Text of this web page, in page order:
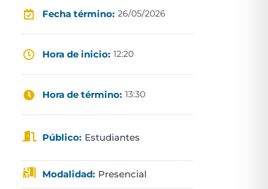
Fecha término: 26/05/2026
Hora de inicio: 12:20
Hora de término: 13:30
Público: Estudiantes
Modalidad: Presencial